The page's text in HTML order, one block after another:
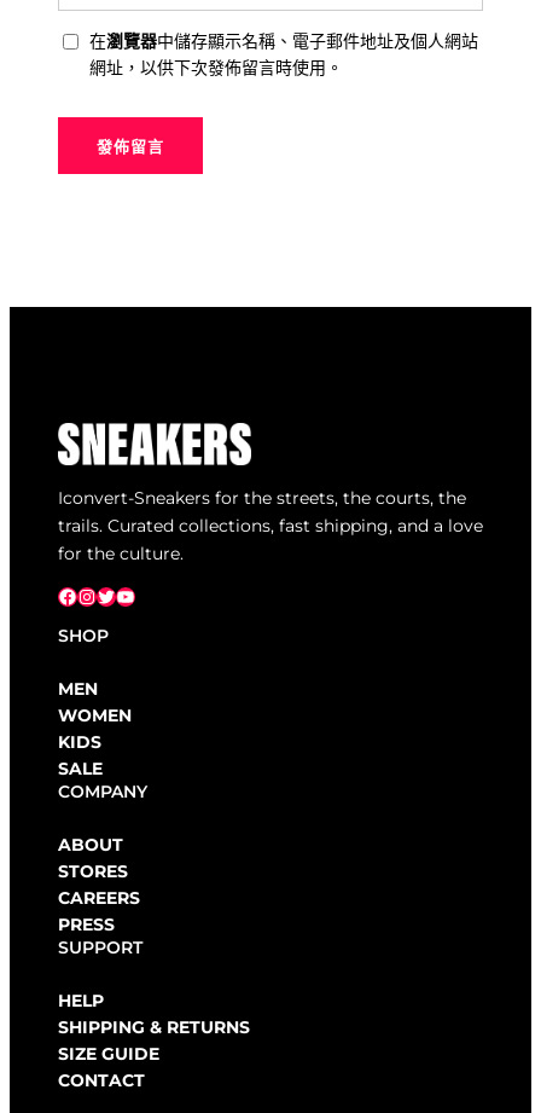
在瀏覽器中儲存顯示名稱、電子郵件地址及個人網站
網址，以供下次發佈留言時使用。
Iconvert-Sneakers for the streets, the courts, the
trails. Curated collections, fast shipping, and a love
for the culture.
Facebook InstagramX YouTube
SHOP
MEN
WOMEN
KIDS
SALE
COMPANY
ABOUT
STORES
CAREERS
PRESS
SUPPORT
HELP
SHIPPING & RETURNS
SIZE GUIDE
CONTACT